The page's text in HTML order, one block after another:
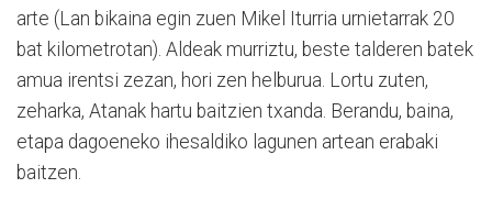
arte (Lan bikaina egin zuen Mikel Iturria urnietarrak 20
bat kilometrotan). Aldeak murriztu, beste talderen batek
amua irentsi zezan, hori zen helburua. Lortu zuten,
zeharka, Atanak hartu baitzien txanda. Berandu, baina,
etapa dagoeneko ihesaldiko lagunen artean erabaki
baitzen.